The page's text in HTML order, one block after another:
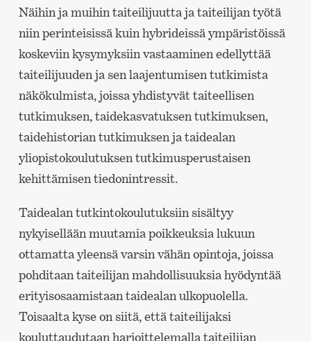
Näihin ja muihin taiteilijuutta ja taiteilijan työtä
niin perinteisissä kuin hybrideissä ympäristöissä
koskeviin kysymyksiin vastaaminen edellyttää
taiteilijuuden ja sen laajentumisen tutkimista
näkökulmista, joissa yhdistyvät taiteellisen
tutkimuksen, taidekasvatuksen tutkimuksen,
taidehistorian tutkimuksen ja taidealan
yliopistokoulutuksen tutkimusperustaisen
kehittämisen tiedonintressit.
Taidealan tutkintokoulutuksiin sisältyy
nykyisellään muutamia poikkeuksia lukuun
ottamatta yleensä varsin vähän opintoja, joissa
pohditaan taiteilijan mahdollisuuksia hyödyntää
erityisosaamistaan taidealan ulkopuolella.
Toisaalta kyse on siitä, että taiteilijaksi
kouluttaudutaan harjoittelemalla taiteilijan